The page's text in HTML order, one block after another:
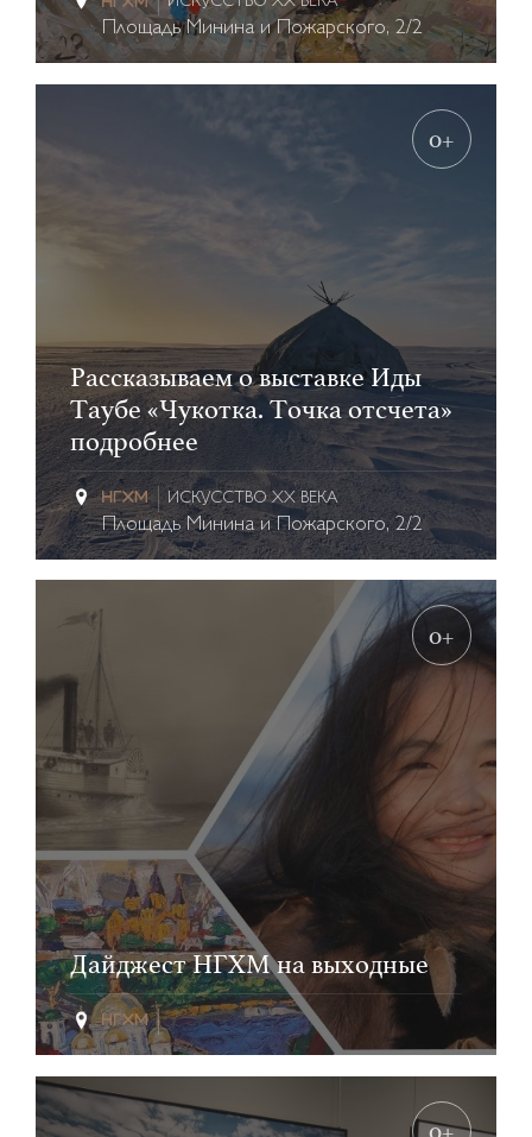
Площадь Минина и Пожарского, 2/2
0+
Рассказываем о выставке Иды
Таубе «Чукотка. Точка отсчета»
подробнее
ИСКУССТВО XX ВЕКА
Площадь Минина и Пожарского, 2/2
0+
Дайджест НГХМ на выходные
0+